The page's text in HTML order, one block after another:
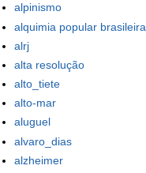
alpinismo
alquimia popular brasileira
alrj
alta resolução
alto_tiete
alto-mar
aluguel
alvaro_dias
alzheimer